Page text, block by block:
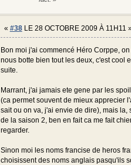
« #38LE 28 OCTOBRE 2009 À 11H11
Bon moi j'ai commencé Héro Corppe,
nous botte bien tout les deux, c'est cool
suite.
Marrant, j'ai jamais ete gene par les
(ca permet souvent de mieux apprecier
sait ou on va, j'ai envie de dire), mais la,
de la saison 2, ben en fait ca me fait
regarder.
Sinon moi les noms francise de heros
choisissent des noms anglais pasqu'ils